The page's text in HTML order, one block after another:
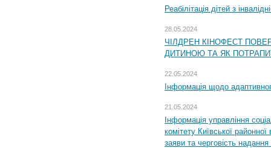
Реабілітація дітей з
28.05.2024
ЧІЛДРЕН КІНОФЕСТ
ДИТИНОЮ ТА ЯК
22.05.2024
Інформація щодо
21.05.2024
Інформація управління
комітету Київської
заяви та черговість надання